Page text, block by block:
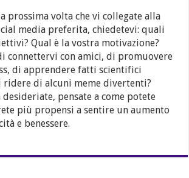
prossima volta che vi collegate alla
media preferita, chiedetevi: quali
Qual è la vostra motivazione?
connettervi con amici, di promuovere
di apprendere fatti scientifici
ridere di alcuni meme divertenti?
desideriate, pensate a come potete
più propensi a sentire un aumento
e benessere.